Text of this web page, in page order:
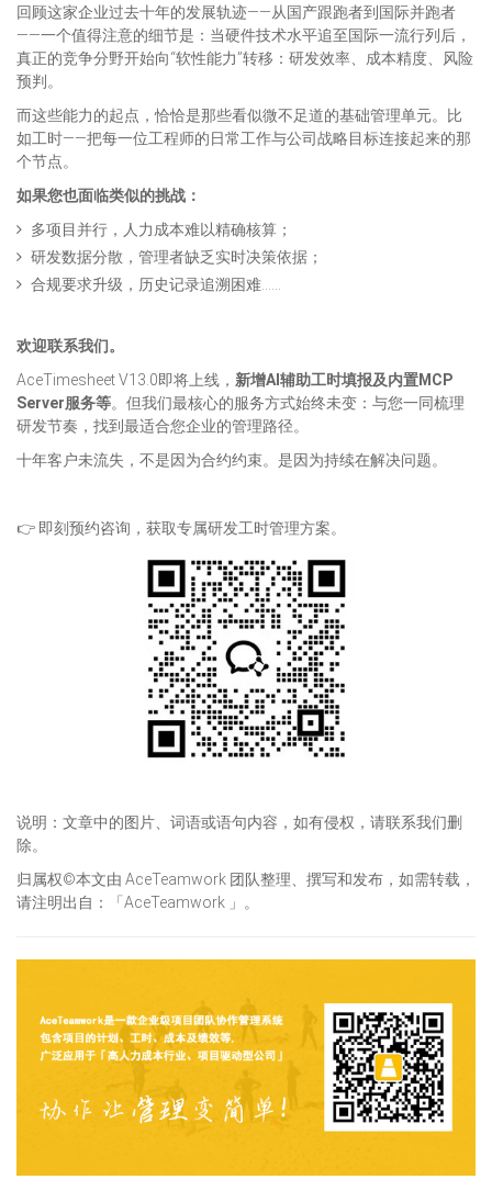
回顾这家企业过去十年的发展轨迹——从国产跟跑者到国际并跑者
——一个值得注意的细节是：当硬件技术水平追至国际一流行列后，
真正的竞争分野开始向“软性能力”转移：研发效率、成本精度、风险
预判。
而这些能力的起点，恰恰是那些看似微不足道的基础管理单元。比
如工时——把每一位工程师的日常工作与公司战略目标连接起来的那
个节点。
如果您也面临类似的挑战：
多项目并行，人力成本难以精确核算；
研发数据分散，管理者缺乏实时决策依据；
合规要求升级，历史记录追溯困难……
欢迎联系我们。
AceTimesheet V13.0即将上线， 新增AI辅助工时填报及内置MCP
Server服务等。但我们最核心的服务方式始终未变：与您一同梳理
研发节奏，找到最适合您企业的管理路径。
十年客户未流失，不是因为合约约束。是因为持续在解决问题。
👉 即刻预约咨询，获取专属研发工时管理方案。
说明：文章中的图片、词语或语句内容，如有侵权，请联系我们删
除。
归属权©本文由 AceTeamwork 团队整理、撰写和发布，如需转载，
请注明出自：「AceTeamwork 」。